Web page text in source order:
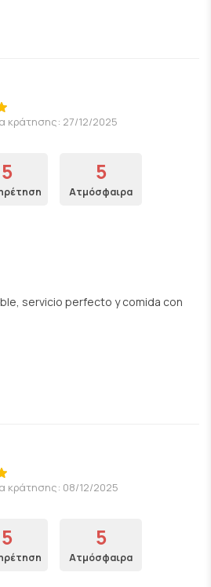
κράτησης: 27/12/2025
5 5
Ατμόσφαιρα
servicio perfecto y comida con
κράτησης: 08/12/2025
5 5
Ατμόσφαιρα